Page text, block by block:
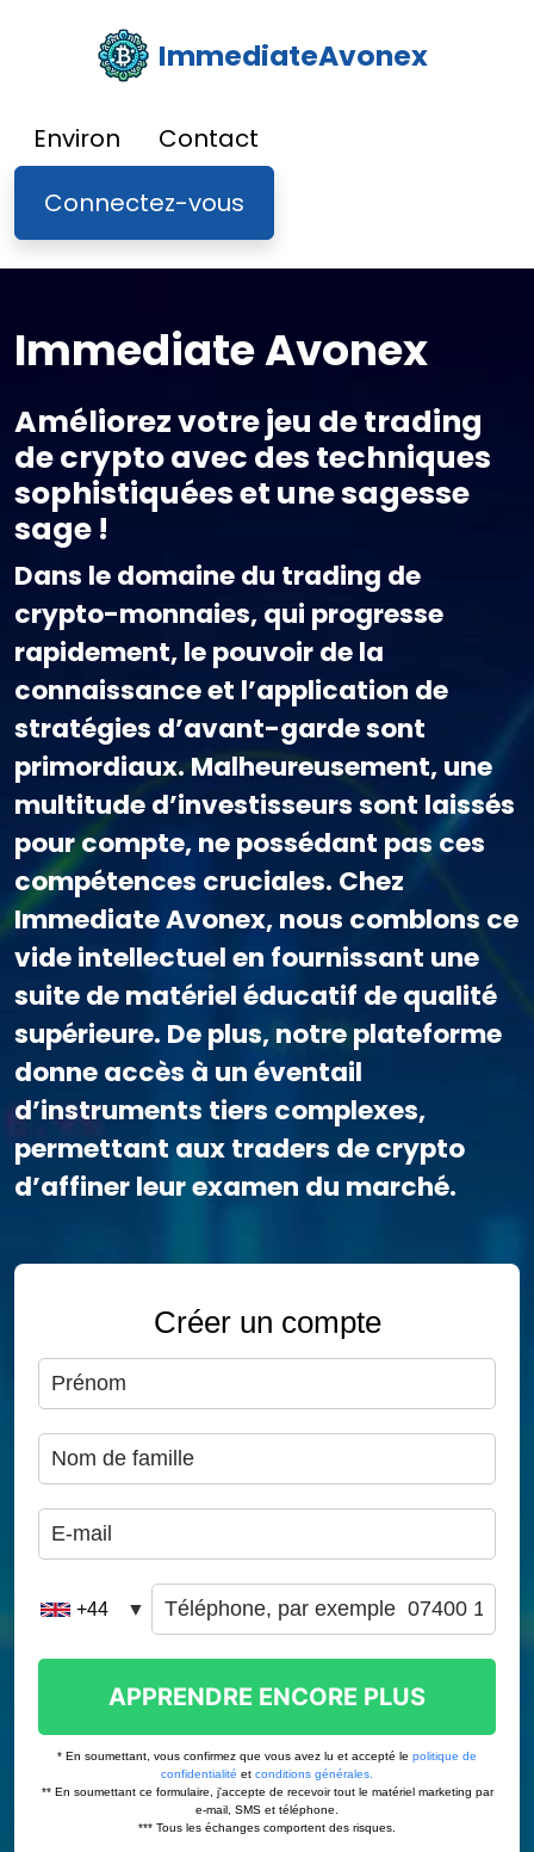
ImmediateAvonex
Environ
Contact
Connectez-vous
Immediate Avonex
Améliorez votre jeu de trading
de crypto avec des techniques
sophistiquées et une sagesse
sage !
Dans le domaine du trading de
crypto-monnaies, qui progresse
rapidement, le pouvoir de la
connaissance et l’application de
stratégies d’avant-garde sont
primordiaux. Malheureusement, une
multitude d’investisseurs sont laissés
pour compte, ne possédant pas ces
compétences cruciales. Chez
Immediate Avonex, nous comblons ce
vide intellectuel en fournissant une
suite de matériel éducatif de qualité
supérieure. De plus, notre plateforme
donne accès à un éventail
d’instruments tiers complexes,
permettant aux traders de crypto
d’affiner leur examen du marché.